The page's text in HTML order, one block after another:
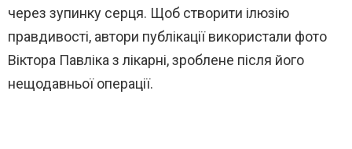
через зупинку серця. Щоб створити ілюзію
правдивості, автори публікації використали фото
Віктора Павліка з лікарні, зроблене після його
нещодавньої операції.